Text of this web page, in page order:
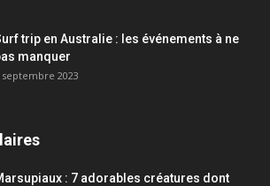
trip en Australie : les événements à ne
manquer
septembre 2023
: 7 adorables créatures dont